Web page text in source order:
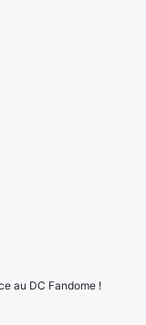
au DC Fandome !